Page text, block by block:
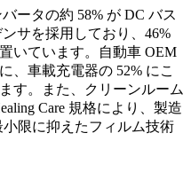
ータの約 58% が DC バス
サを採用しており、46%
いています。自動車 OEM
、車載充電器の 52% にこ
す。また、クリーンルーム
Care 規格により、製造
限に抑えたフィルム技術